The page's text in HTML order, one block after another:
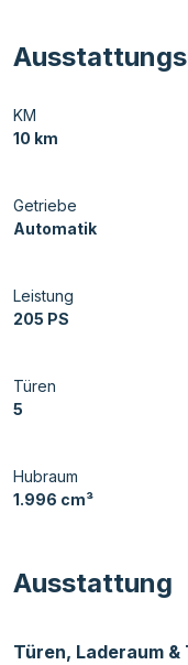
KM
10 km
Getriebe
Automatik
Leistung
205 PS
Türen
5
Hubraum
1.996 cm³
Ausstattung
Türen, Laderaum